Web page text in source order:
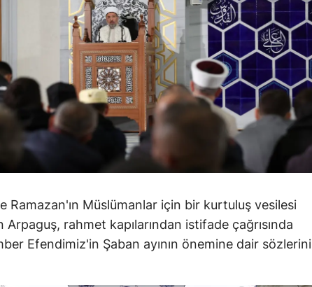
Yozgat
Zonguldak
Aksaray
Bayburt
Karaman
Şırnak
Bartın
Ramazan'ın Müslümanlar için bir kurtuluş vesilesi
Arpaguş, rahmet kapılarından istifade çağrısında
Efendimiz'in Şaban ayının önemine dair sözlerini